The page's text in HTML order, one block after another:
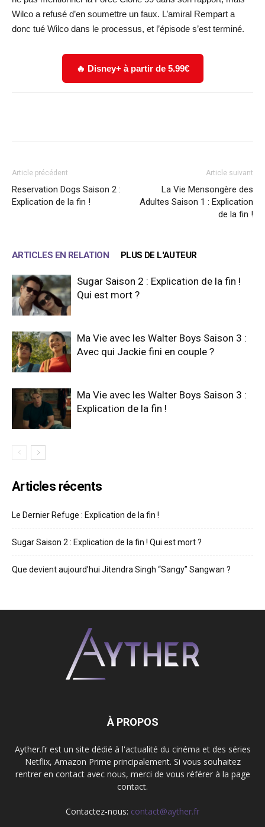
Wilco a refusé d’en soumettre un faux. L’amiral Rempart a
donc tué Wilco dans le processus, et l’épisode s’est terminé.
🔥 Disney+ à partir de 5.99€
Article précédent
Reservation Dogs Saison 2 :
Explication de la fin !
Article suivant
La Vie Mensongère des
Adultes Saison 1 : Explication
de la fin !
ARTICLES EN RELATION PLUS DE L'AUTEUR
Sugar Saison 2 : Explication de la fin !
Qui est mort ?
Ma Vie avec les Walter Boys Saison 3 :
Avec qui Jackie fini en couple ?
Ma Vie avec les Walter Boys Saison 3 :
Explication de la fin !
Articles récents
Le Dernier Refuge : Explication de la fin !
Sugar Saison 2 : Explication de la fin ! Qui est mort ?
Que devient aujourd’hui Jitendra Singh “Sangy” Sangwan ?
À PROPOS
Ayther.fr est un site dédié à l'actualité du cinéma et des séries
Netflix, Amazon Prime principalement. Si vous souhaitez
rentrer en contact avec nous, merci de vous référer à la page
contact.
Contactez-nous: contact@ayther.fr